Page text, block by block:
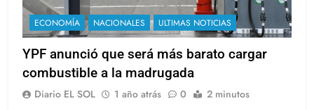
ECONOMÍA NACIONALES ULTIMAS NOTICIAS
YPF anunció que será más barato cargar
combustible a la madrugada
Diario EL SOL 1 año atrás 0 2 minutos